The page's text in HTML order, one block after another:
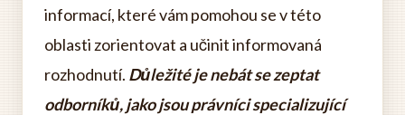
informací, které vám pomohou se v této
oblasti zorientovat a učinit informovaná
rozhodnutí. Důležité je nebát se zeptat
odborníků, jako jsou právníci specializující